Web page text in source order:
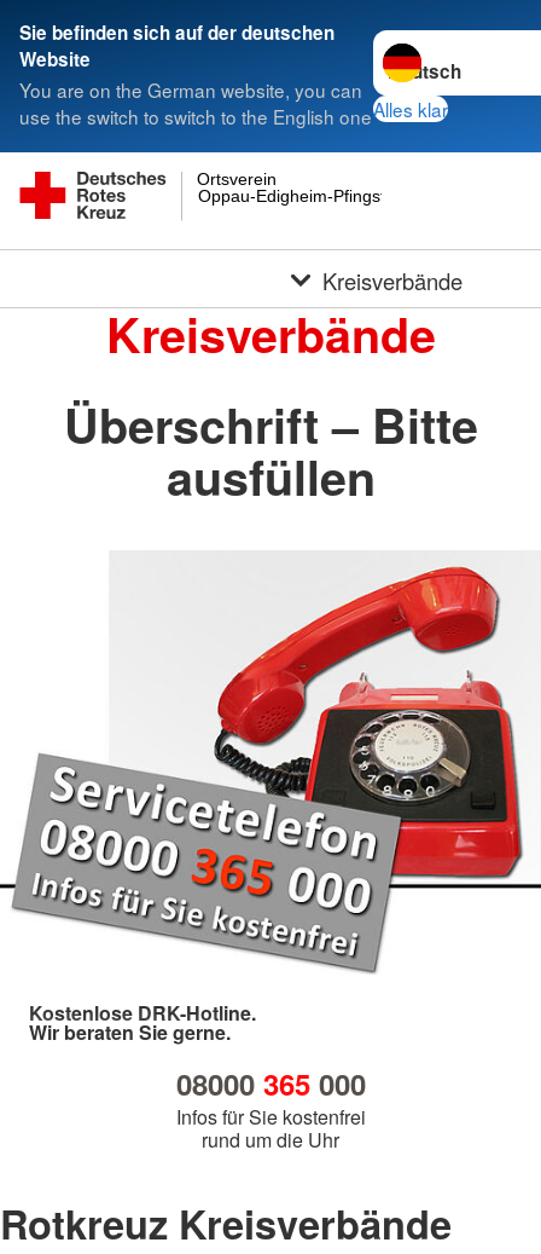
Sie befinden sich auf der deutschen
Website
You are on the German website, you can
use the switch to switch to the English one
Sprache wechseln
Alles klar
Oppau-Edigheim-Pfingstweide e.V.
Ortsverein
Kreisverbände
Kreisverbände
Überschrift – Bitte
ausfüllen
Kostenlose DRK-Hotline.
Wir beraten Sie gerne.
08000 365000
Infos für Sie kostenfrei
rund um die Uhr
Rotkreuz Kreisverbände